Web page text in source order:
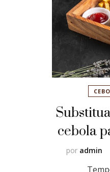
cebola
por admin